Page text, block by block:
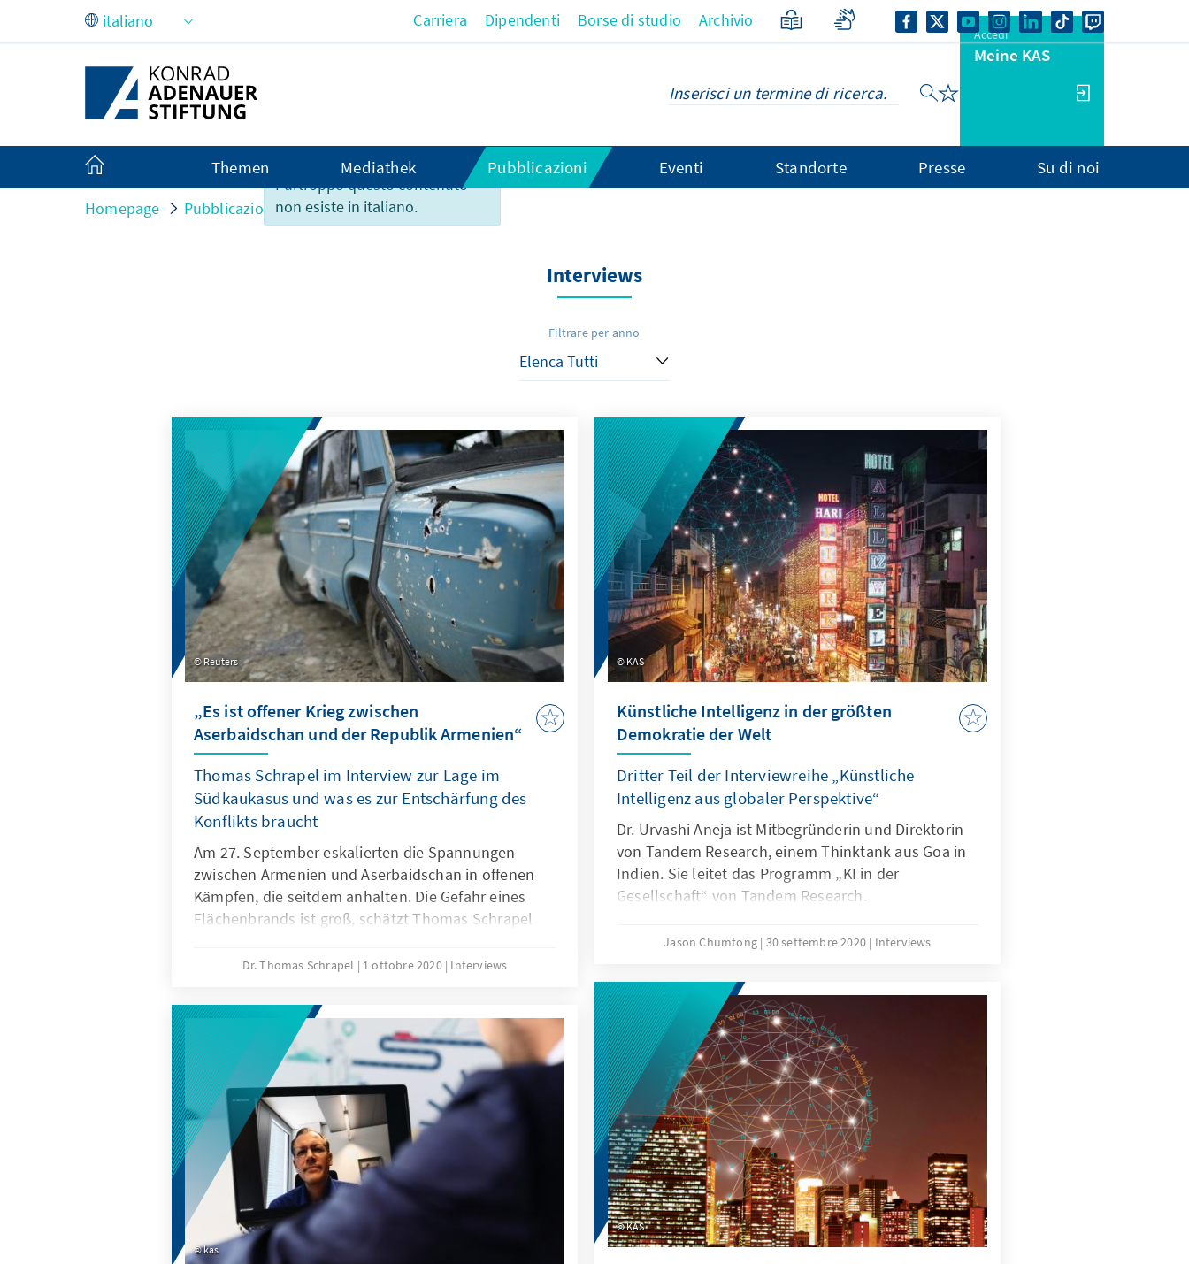
Skip to Main Content
Purtroppo questo contenuto
non esiste in italiano.
Carriera Dipendenti Borse di studio Archivio
Accedi
Meine KAS
Themen Mediathek Pubblicazioni Eventi Standorte Presse Su di noi
Homepage Pubblicazioni Interviews
Interviews
Filtrare per anno
Reuters
„Es ist offener Krieg zwischen
Aserbaidschan und der Republik Armenien“
Thomas Schrapel im Interview zur Lage im
Südkaukasus und was es zur Entschärfung des
Konflikts braucht
Am 27. September eskalierten die Spannungen
zwischen Armenien und Aserbaidschan in offenen
Kämpfen, die seitdem anhalten. Die Gefahr eines
Flächenbrands ist groß, schätzt Thomas Schrapel
Einfluss weiterer Akteure der Region und warum es
spricht er im Interview mit kas.de. Thomas Schrapel
leitet von Georgiens Hauptstadt Tiflis aus den
Politischen Dialog Südkaukasus der Konrad-
Adenauer-Stiftung und ist dort auch zuständig für
Armenien und Aserbaidschan.
Dr. Thomas Schrapel 1 ottobre 2020 Interviews
KAS
Künstliche Intelligenz in der größten
Demokratie der Welt
Dritter Teil der Interviewreihe „Künstliche
Intelligenz aus globaler Perspektive“
Dr. Urvashi Aneja ist Mitbegründerin und Direktorin
von Tandem Research, einem Thinktank aus Goa in
Indien. Sie leitet das Programm „KI in der
Gesellschaft“ von Tandem Research.
Jason Chumtong 30 settembre 2020 Interviews
KAS
kas